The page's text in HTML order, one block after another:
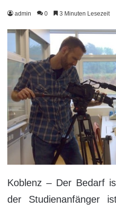
admin 0 3 Minuten Lesezeit
Koblenz – Der Bedarf
der Studienanfänger